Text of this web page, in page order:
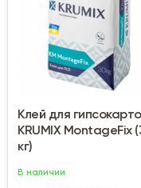
Клей для
KRUMIX MontageFix
кг)
В наличии